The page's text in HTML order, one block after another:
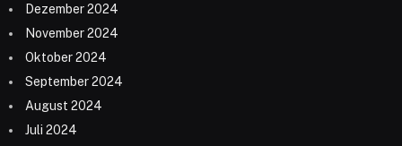
Dezember 2024
November 2024
Oktober 2024
September 2024
August 2024
Juli 2024